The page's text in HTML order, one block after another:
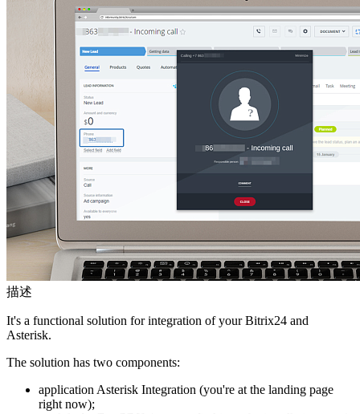
描述
It's a functional solution for integration of your Bitrix24 and
Asterisk.
The solution has two components:
application Asterisk Integration (you're at the landing page
right now);